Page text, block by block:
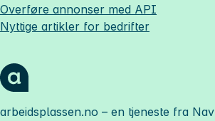
Overføre annonser med API
Nyttige artikler for bedrifter
arbeidsplassen.no – en tjeneste fra Nav